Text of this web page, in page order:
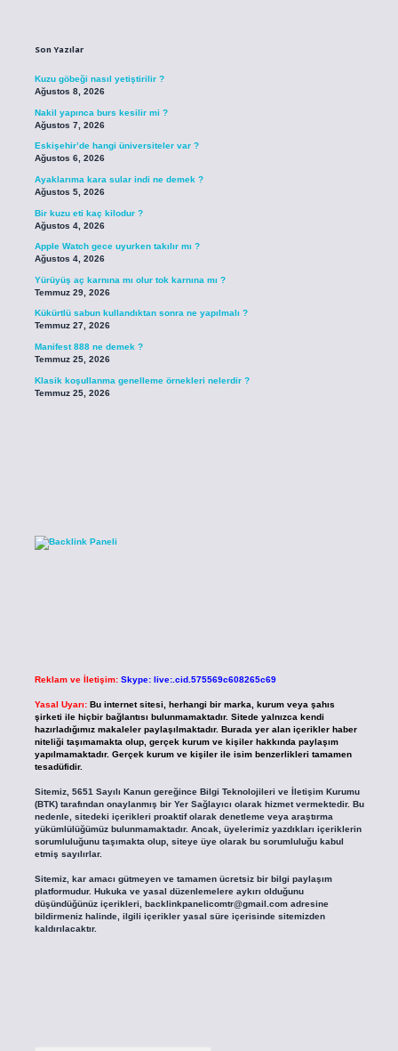
Son Yazılar
Kuzu göbeği nasıl yetiştirilir ?
Ağustos 8, 2026
Nakil yapınca burs kesilir mi ?
Ağustos 7, 2026
Eskişehir’de hangi üniversiteler var ?
Ağustos 6, 2026
Ayaklarıma kara sular indi ne demek ?
Ağustos 5, 2026
Bir kuzu eti kaç kilodur ?
Ağustos 4, 2026
Apple Watch gece uyurken takılır mı ?
Ağustos 4, 2026
Yürüyüş aç karnına mı olur tok karnına mı ?
Temmuz 29, 2026
Kükürtlü sabun kullandıktan sonra ne yapılmalı ?
Temmuz 27, 2026
Manifest 888 ne demek ?
Temmuz 25, 2026
Klasik koşullanma genelleme örnekleri nelerdir ?
Temmuz 25, 2026
Reklam ve İletişim: Skype: live:.cid.575569c608265c69
Yasal Uyarı: Bu internet sitesi, herhangi bir marka, kurum veya şahıs
şirketi ile hiçbir bağlantısı bulunmamaktadır. Sitede yalnızca kendi
hazırladığımız makaleler paylaşılmaktadır. Burada yer alan içerikler haber
niteliği taşımamakta olup, gerçek kurum ve kişiler hakkında paylaşım
yapılmamaktadır. Gerçek kurum ve kişiler ile isim benzerlikleri tamamen
tesadüfidir.
Sitemiz, 5651 Sayılı Kanun gereğince Bilgi Teknolojileri ve İletişim Kurumu
(BTK) tarafından onaylanmış bir Yer Sağlayıcı olarak hizmet vermektedir. Bu
nedenle, sitedeki içerikleri proaktif olarak denetleme veya araştırma
yükümlülüğümüz bulunmamaktadır. Ancak, üyelerimiz yazdıkları içeriklerin
sorumluluğunu taşımakta olup, siteye üye olarak bu sorumluluğu kabul
etmiş sayılırlar.
Sitemiz, kar amacı gütmeyen ve tamamen ücretsiz bir bilgi paylaşım
platformudur. Hukuka ve yasal düzenlemelere aykırı olduğunu
düşündüğünüz içerikleri, backlinkpanelicomtr@gmail.comadresine
bildirmeniz halinde, ilgili içerikler yasal süre içerisinde sitemizden
kaldırılacaktır.